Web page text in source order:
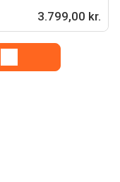
3.799,00 kr.